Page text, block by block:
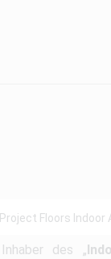
des „